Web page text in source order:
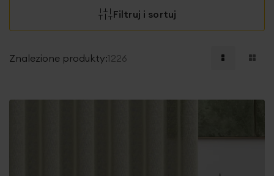
Filtruj i sortuj
Znalezione produkty:1226